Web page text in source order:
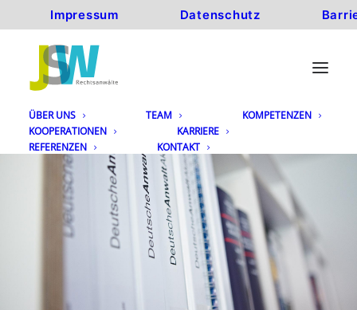
Impressum Datenschutz
ÜBER UNS TEAM
KOMPETENZEN
KOOPERATIONEN
KARRIERE
REFERENZEN
KONTAKT